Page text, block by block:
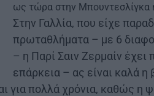
ως τώρα στην Μπουντεσλίγκα
Στην Γαλλία, που είχε
πρωταθλήματα – με 6
– η Παρί Σαιν Ζερμαίν έχει
επάρκεια – ας είναι καλά η
για πολλά χρόνια, καθώς η